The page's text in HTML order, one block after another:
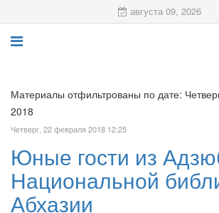
августа 09, 2026
Материалы отфильтрованы по дате:
2018
Четверг, 22 февраля 2018 12:25
Юные гости из
Национальной
Абхазии